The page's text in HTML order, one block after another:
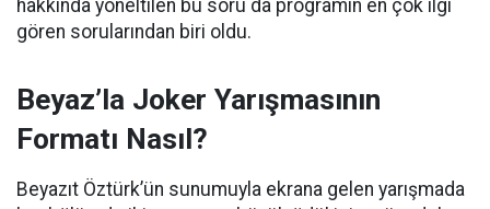
hakkında yöneltilen bu soru da programın en çok ilgi
gören sorularından biri oldu.
Beyaz’la Joker Yarışmasının
Formatı Nasıl?
Beyazıt Öztürk’ün sunumuyla ekrana gelen yarışmada